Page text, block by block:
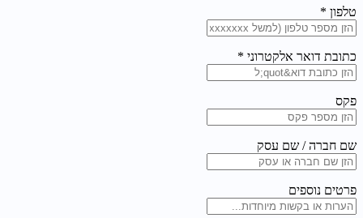
טלפון *
כתובת דואר אלקטרוני *
פקס
שם חברה / שם עסק
פרטים נוספים